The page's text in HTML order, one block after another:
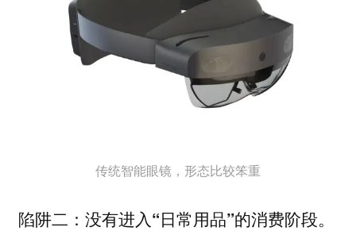
传统智能眼镜，形态比较笨重
陷阱二：没有进入“日常用品”的消费阶段。